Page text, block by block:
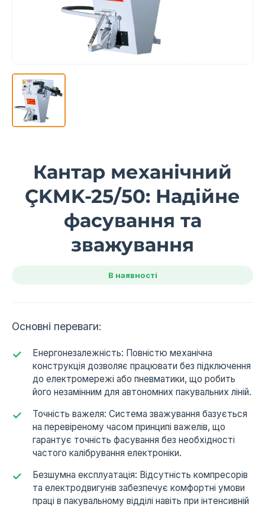
Кантар механічний
ÇKMK-25/50: Надійне
фасування та
зважування
В наявності
Основні переваги:
Енергонезалежність: Повністю механічна
конструкція дозволяє працювати без підключення
до електромережі або пневматики, що робить
його незамінним для автономних пакувальних ліній.
Точність важеля: Система зважування базується
на перевіреному часом принципі важелів, що
гарантує точність фасування без необхідності
частого калібрування електроніки.
Безшумна експлуатація: Відсутність компресорів
та електродвигунів забезпечує комфортні умови
праці в пакувальному відділі навіть при інтенсивній